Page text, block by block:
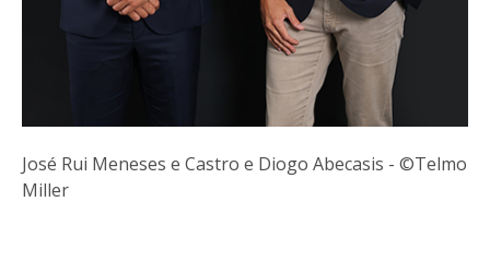
José Rui Meneses e Castro e Diogo Abecasis - ©Telmo
Miller